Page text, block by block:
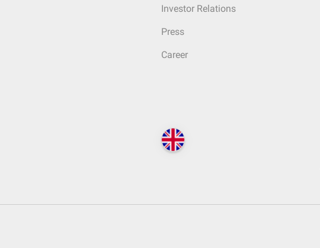
Investor Relations
Press
Career